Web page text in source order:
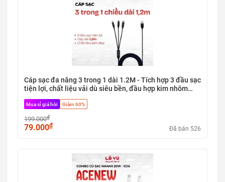
Cáp sạc đa năng 3 trong 1 dài 1.2M - Tích hợp 3 đầu sạc
tiện lợi, chất liệu vải dù siêu bền, đầu hợp kim nhôm
Mua sỉ giá hời Giảm 60%
199.000₫
79.000₫ Đã bán 526